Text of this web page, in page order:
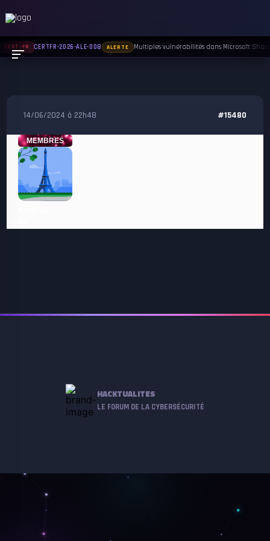
14/06/2024 à 22h48 #15480
MEMBRES
HACKTUALITES
LE FORUM DE LA CYBERSÉCURITÉ
CERT-FR CERTFR-2026-ALE-008 ALERTE Multiples vulnérabilités dans Microsoft